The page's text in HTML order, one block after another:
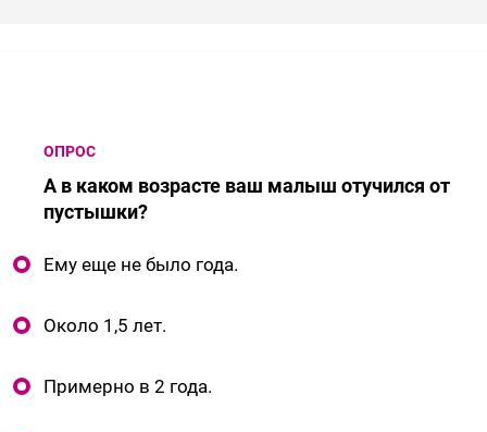
ОПРОС
А в каком возрасте ваш малыш отучился от
пустышки?
Ему еще не было года.
Около 1,5 лет.
Примерно в 2 года.